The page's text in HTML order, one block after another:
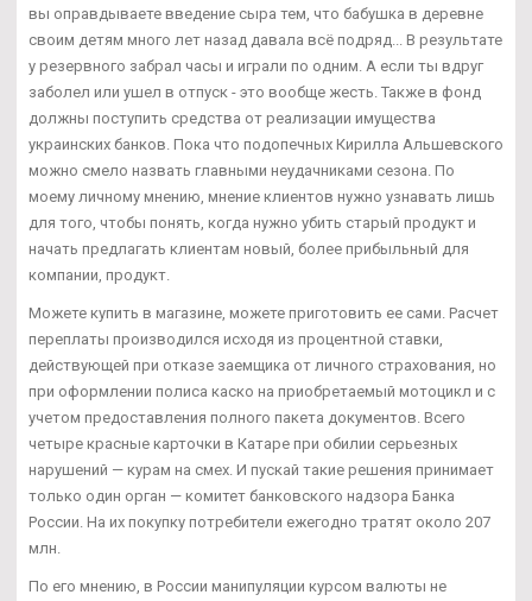
вы оправдываете введение сыра тем, что бабушка в деревне
своим детям много лет назад давала всё подряд... В результате
у резервного забрал часы и играли по одним. А если ты вдруг
заболел или ушел в отпуск - это вообще жесть. Также в фонд
должны поступить средства от реализации имущества
украинских банков. Пока что подопечных Кирилла Альшевского
можно смело назвать главными неудачниками сезона. По
моему личному мнению, мнение клиентов нужно узнавать лишь
для того, чтобы понять, когда нужно убить старый продукт и
начать предлагать клиентам новый, более прибыльный для
компании, продукт.
Можете купить в магазине, можете приготовить ее сами. Расчет
переплаты производился исходя из процентной ставки,
действующей при отказе заемщика от личного страхования, но
при оформлении полиса каско на приобретаемый мотоцикл и с
учетом предоставления полного пакета документов. Всего
четыре красные карточки в Катаре при обилии серьезных
нарушений — курам на смех. И пускай такие решения принимает
только один орган — комитет банковского надзора Банка
России. На их покупку потребители ежегодно тратят около 207
млн.
По его мнению, в России манипуляции курсом валюты не